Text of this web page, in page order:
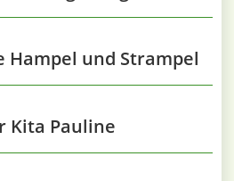
und Strampel
Kita Pauline